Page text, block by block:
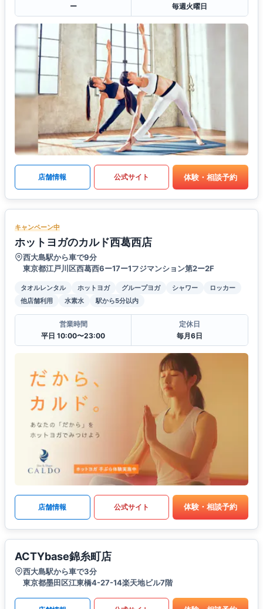
ー
毎週火曜日
店舗情報 公式サイト 体験・相談予約
キャンペーン中
ホットヨガのカルド西葛西店
西大島駅から車で9分
東京都江戸川区西葛西6ー17ー1フジマンション第2ー2F
タオルレンタル ホットヨガ グループヨガ シャワー
ロッカー
他店舗利用
水素水 駅から5分以内
営業時間
平日 10:00〜23:00
定休日
毎月6日
店舗情報 公式サイト 体験・相談予約
ACTYbase錦糸町店
西大島駅から車で3分
東京都墨田区江東橋4-27-14楽天地ビル7階